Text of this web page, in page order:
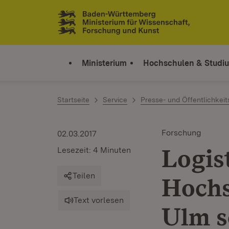
Zum Inhalt springen
Link zur Startseite
Ministerium Hochschulen &
Startseite Service Presse- und
Forschung
Ulm
02.03.2017
Lesezeit: 4 Minuten
Teilen
Text vorlesen